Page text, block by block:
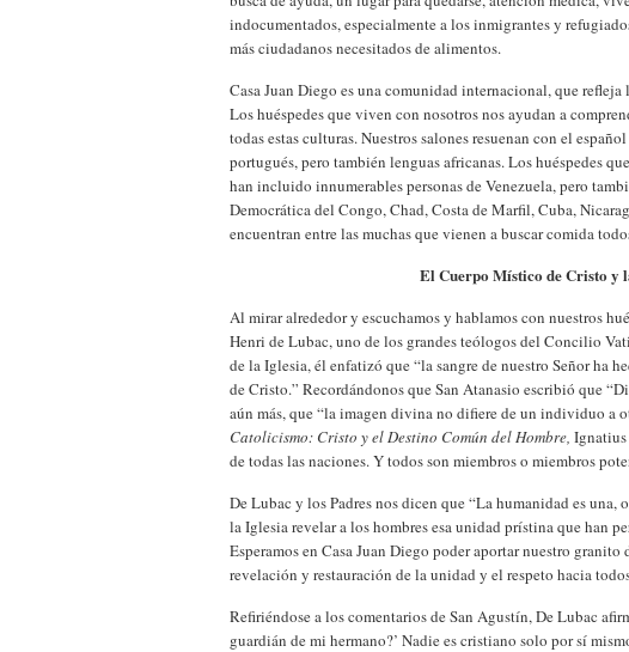
indocumentados, especialmente a los inmigrantes y
más ciudadanos necesitados de alimentos.
Casa Juan Diego es una comunidad internacional, que
Los huéspedes que viven con nosotros nos ayudan a
todas estas culturas. Nuestros salones resuenan con el
portugués, pero también lenguas africanas. Los huéspedes
han incluido innumerables personas de Venezuela, pero
Democrática del Congo, Chad, Costa de Marfil, Cuba,
encuentran entre las muchas que vienen a buscar comida
El Cuerpo Místico de Cristo y
Al mirar alrededor y escuchamos y hablamos con nuestros
Henri de Lubac, uno de los grandes teólogos del Concilio
de la Iglesia, él enfatizó que “la sangre de nuestro Señor ha
de Cristo.” Recordándonos que San Atanasio escribió que
aún más, que “la imagen divina no difiere de un individuo a
Catolicismo: Cristo y el Destino Común del Hombre, Ignatius
de todas las naciones. Y todos son miembros o miembros
De Lubac y los Padres nos dicen que “La humanidad es
la Iglesia revelar a los hombres esa unidad prístina que han
Esperamos en Casa Juan Diego poder aportar nuestro
revelación y restauración de la unidad y el respeto hacia
Refiriéndose a los comentarios de San Agustín, De Lubac
guardián de mi hermano?’ Nadie es cristiano solo por sí